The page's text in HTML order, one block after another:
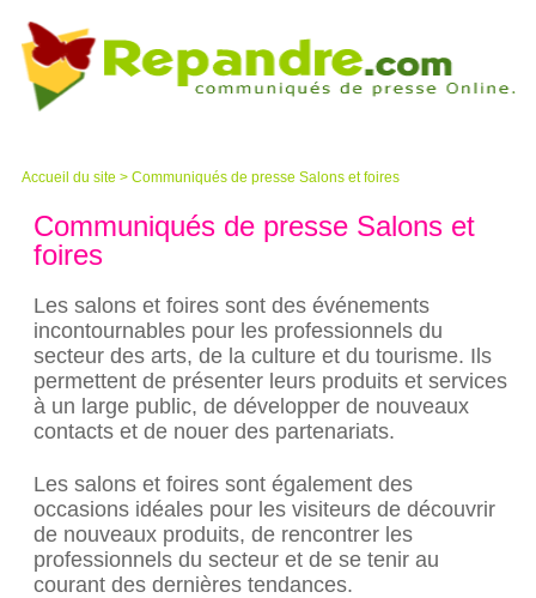
Accueil du site > Communiqués de presse Salons et foires
Communiqués de presse Salons et
foires
Les salons et foires sont des événements
incontournables pour les professionnels du
secteur des arts, de la culture et du tourisme. Ils
permettent de présenter leurs produits et services
à un large public, de développer de nouveaux
contacts et de nouer des partenariats.
Les salons et foires sont également des
occasions idéales pour les visiteurs de découvrir
de nouveaux produits, de rencontrer les
professionnels du secteur et de se tenir au
courant des dernières tendances.